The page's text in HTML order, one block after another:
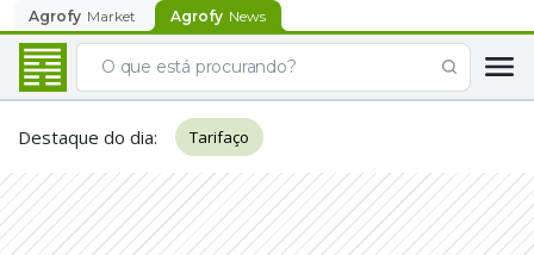
Agrofy Market Agrofy News
Destaque do dia: Tarifaço